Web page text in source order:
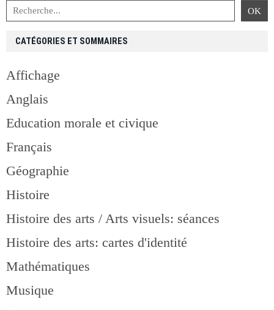
CATÉGORIES ET SOMMAIRES
Affichage
Anglais
Education morale et civique
Français
Géographie
Histoire
Histoire des arts / Arts visuels: séances
Histoire des arts: cartes d'identité
Mathématiques
Musique